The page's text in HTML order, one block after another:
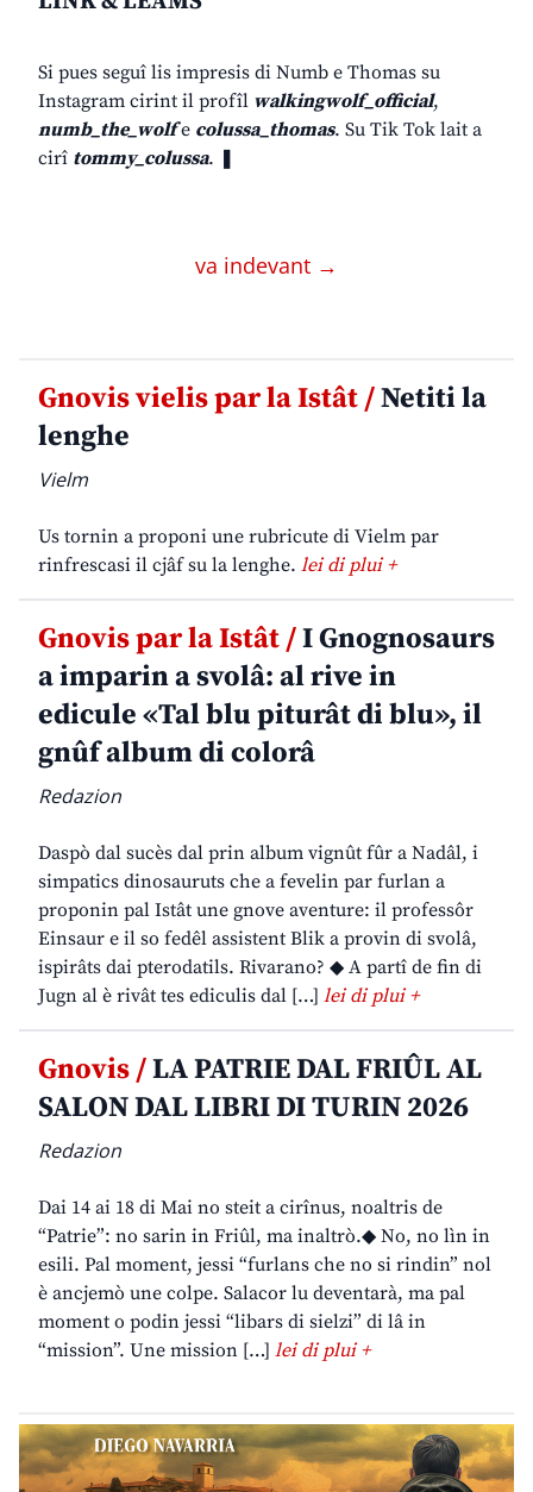
Si pues seguî lis impresis di Numb e Thomas su
Instagram cirint il profîl walkingwolf_official,
numb_the_wolfe colussa_thomas. Su Tik Tok lait a
cirî tommy_colussa. ❚
va indevant →
Gnovis vielis par la Istât /Netiti la
lenghe
Vielm
Us tornin a proponi une rubricute di Vielm par
rinfrescasi il cjâf su la lenghe. lei di plui +
Gnovis par la Istât /I Gnognosaurs
a imparin a svolâ: al rive in
edicule «Tal blu piturât di blu», il
gnûf album di colorâ
Redazion
Daspò dal sucès dal prin album vignût fûr a Nadâl, i
simpatics dinosauruts che a fevelin par furlan a
proponin pal Istât une gnove aventure: il professôr
Einsaur e il so fedêl assistent Blik a provin di svolâ,
ispirâts dai pterodatils. Rivarano? ◆ A partî de fin di
Jugn al è rivât tes ediculis dal […] lei di plui +
Gnovis /LA PATRIE DAL FRIÛL AL
SALON DAL LIBRI DI TURIN 2026
Redazion
Dai 14 ai 18 di Mai no steit a cirînus, noaltris de
“Patrie”: no sarin in Friûl, ma inaltrò.◆ No, no lìn in
esili. Pal moment, jessi “furlans che no si rindin” nol
è ancjemò une colpe. Salacor lu deventarà, ma pal
moment o podin jessi “libars di sielzi” di lâ in
“mission”. Une mission […] lei di plui +